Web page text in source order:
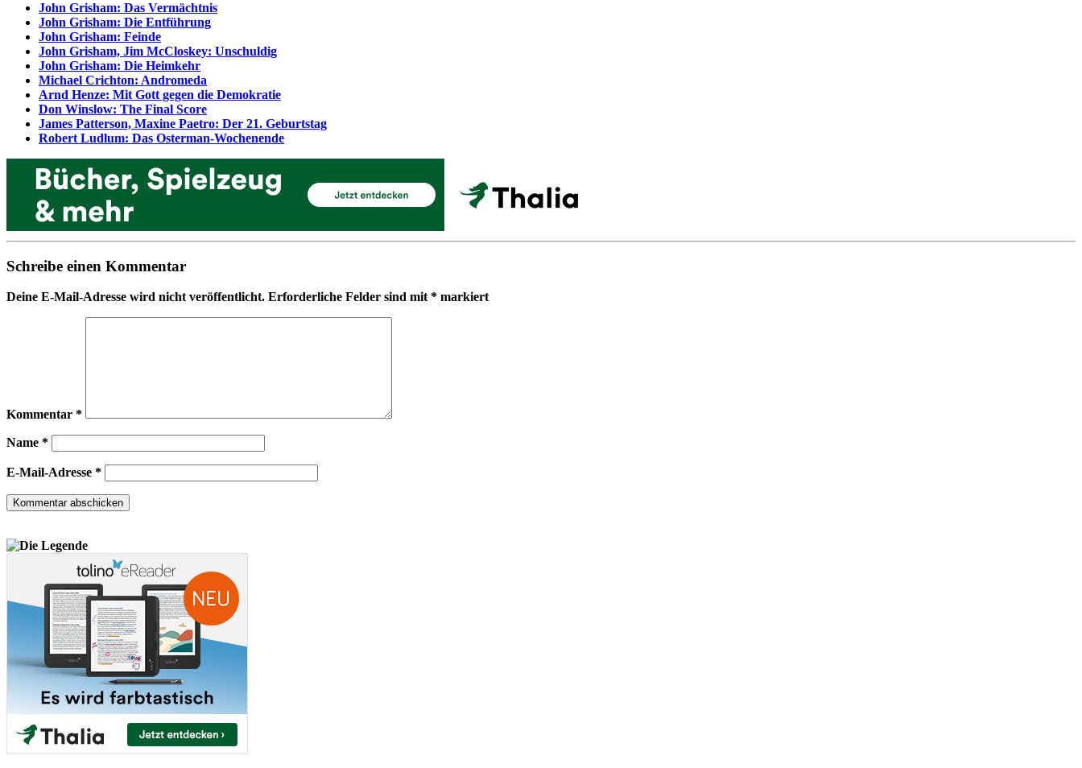
John Grisham: Das Vermächtnis
John Grisham: Die Entführung
John Grisham: Feinde
John Grisham, Jim McCloskey: Unschuldig
John Grisham: Die Heimkehr
Michael Crichton: Andromeda
Arnd Henze: Mit Gott gegen die Demokratie
Don Winslow: The Final Score
James Patterson, Maxine Paetro: Der 21. Geburtstag
Robert Ludlum: Das Osterman-Wochenende
Schreibe einen Kommentar
Deine E-Mail-Adresse wird nicht veröffentlicht. Erforderliche Felder sind mit* markiert
Kommentar *
Name *
E-Mail-Adresse *